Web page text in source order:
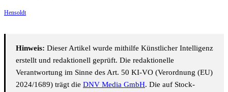
Hensoldt
Hinweis: Dieser Artikel wurde mithilfe Künstlicher Intelligenz
erstellt und redaktionell geprüft. Die redaktionelle
Verantwortung im Sinne des Art. 50 KI-VO (Verordnung (EU)
2024/1689) trägt die DNV Media GmbH. Die auf Stock-